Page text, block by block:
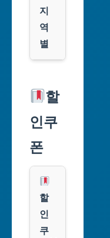
지
역
별
울
특
별
부
산
광
역
시
할
인쿠
폰
할
인
쿠